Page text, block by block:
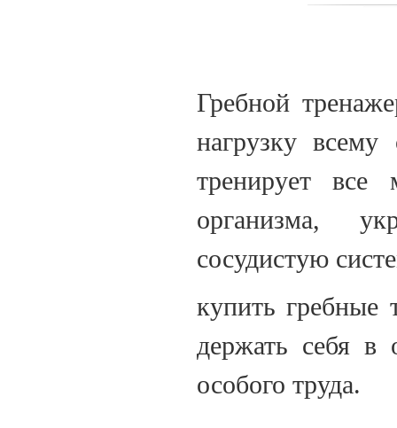
Гребной
нагрузку
тренирует
организма,
сосудистую
купить
держать себя в
особого труда.